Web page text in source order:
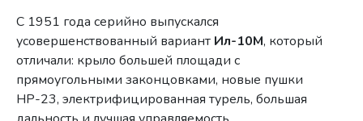
С 1951 года серийно выпускался
усовершенствованный вариант Ил-10М, который
отличали: крыло большей площади с
прямоугольными законцовками, новые пушки
НР-23, электрифицированная турель, большая